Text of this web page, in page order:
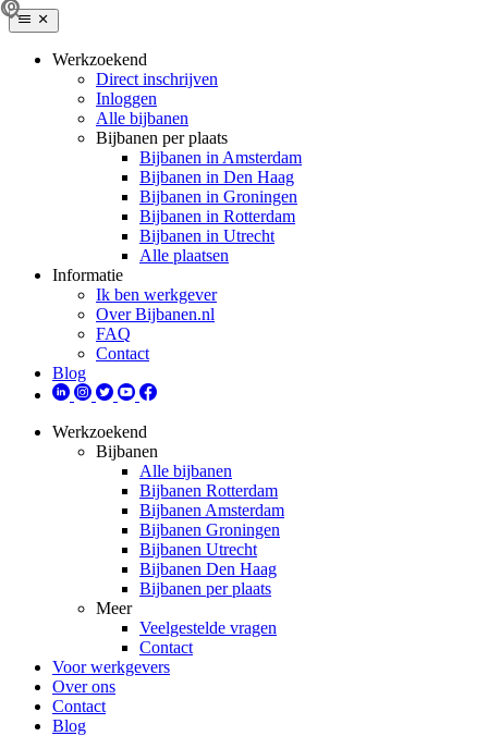
Werkzoekend
Direct inschrijven
Inloggen
Alle bijbanen
Bijbanen per plaats
Bijbanen in Amsterdam
Bijbanen in Den Haag
Bijbanen in Groningen
Bijbanen in Rotterdam
Bijbanen in Utrecht
Alle plaatsen
Informatie
Ik ben werkgever
Over Bijbanen.nl
FAQ
Contact
Blog
Werkzoekend
Bijbanen
Alle bijbanen
Bijbanen Rotterdam
Bijbanen Amsterdam
Bijbanen Groningen
Bijbanen Utrecht
Bijbanen Den Haag
Bijbanen per plaats
Meer
Veelgestelde vragen
Contact
Voor werkgevers
Over ons
Contact
Blog